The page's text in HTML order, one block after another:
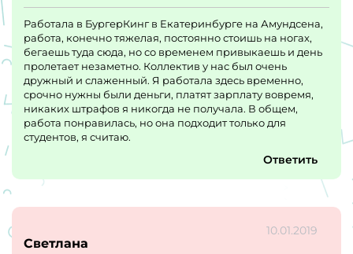
Работала в БургерКинг в Екатеринбурге на Амундсена,
работа, конечно тяжелая, постоянно стоишь на ногах,
бегаешь туда сюда, но со временем привыкаешь и день
пролетает незаметно. Коллектив у нас был очень
дружный и слаженный. Я работала здесь временно,
срочно нужны были деньги, платят зарплату вовремя,
никаких штрафов я никогда не получала. В общем,
работа понравилась, но она подходит только для
студентов, я считаю.
Ответить
10.01.2019
Светлана